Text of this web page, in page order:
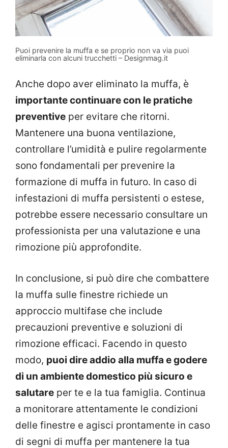
Puoi prevenire la muffa e se proprio non va via puoi
eliminarla con alcuni trucchetti – Designmag.it
Anche dopo aver eliminato la muffa, è
importante continuare con le pratiche
preventive per evitare che ritorni.
Mantenere una buona ventilazione,
controllare l’umidità e pulire regolarmente
sono fondamentali per prevenire la
formazione di muffa in futuro. In caso di
infestazioni di muffa persistenti o estese,
potrebbe essere necessario consultare un
professionista per una valutazione e una
rimozione più approfondite.
In conclusione, si può dire che combattere
la muffa sulle finestre richiede un
approccio multifase che include
precauzioni preventive e soluzioni di
rimozione efficaci. Facendo in questo
modo, puoi dire addio alla muffa e godere
di un ambiente domestico più sicuro e
salutare per te e la tua famiglia. Continua
a monitorare attentamente le condizioni
delle finestre e agisci prontamente in caso
di segni di muffa per mantenere la tua